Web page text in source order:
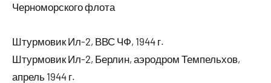
Черноморского флота
Штурмовик Ил-2, ВВС ЧФ, 1944 г.
Штурмовик Ил-2, Берлин, аэродром Темпельхов,
апрель 1944 г.